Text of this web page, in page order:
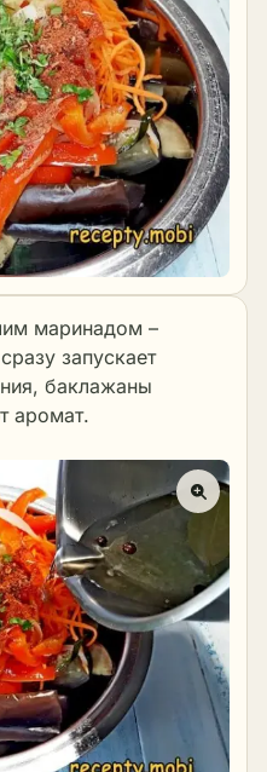
маринадом –
запускает
баклажаны
аромат.